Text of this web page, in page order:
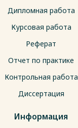
Дипломная работа
Курсовая работа
Реферат
Отчет по практике
Контрольная работа
Диссертация
Информация